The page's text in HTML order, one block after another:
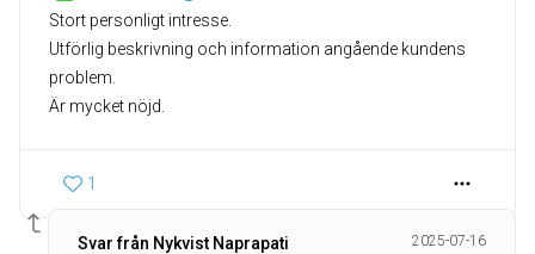
Stort personligt intresse.
Utförlig beskrivning och information angående kundens
problem.
Är mycket nöjd.
1
Svar från Nykvist Naprapati 2025-07-16